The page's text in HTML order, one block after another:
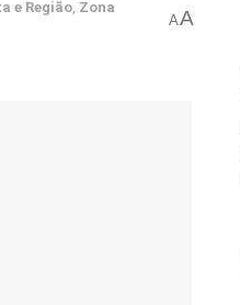
e Região, Zona
AA